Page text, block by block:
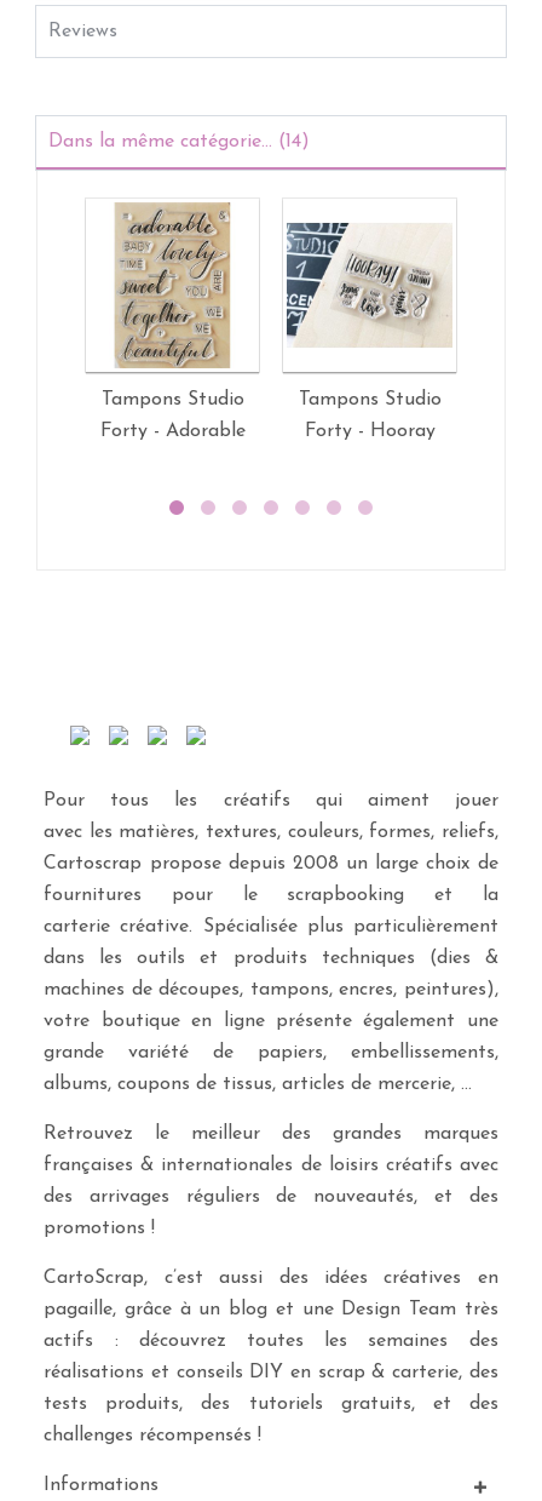
Reviews
Dans la même catégorie... (14)
Tampons Studio
Forty - Adorable
Tampons Studio
Forty - Hooray
Pour tous les créatifs qui aiment jouer
avec les matières, textures, couleurs, formes, reliefs,
Cartoscrap propose depuis 2008 un large choix de
fournitures pour le scrapbooking et la
carterie créative. Spécialisée plus particulièrement
dans les outils et produits techniques (dies &
machines de découpes, tampons, encres, peintures),
votre boutique en ligne présente également une
grande variété de papiers, embellissements,
albums, coupons de tissus, articles de mercerie, …
Retrouvez le meilleur des grandes marques
françaises & internationales de loisirs créatifs avec
des arrivages réguliers de nouveautés, et des
promotions !
CartoScrap, c’est aussi des idées créatives en
pagaille, grâce à un blog et une Design Team très
actifs : découvrez toutes les semaines des
réalisations et conseils DIY en scrap & carterie, des
tests produits, des tutoriels gratuits, et des
challenges récompensés !
Informations